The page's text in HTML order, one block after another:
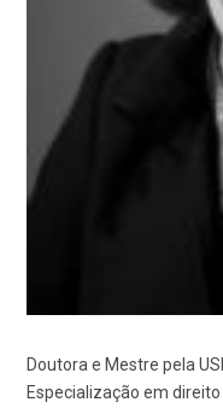
Doutora e Mestre pela
Especialização em